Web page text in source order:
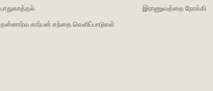
பாதுகாத்தல்
தன்னார்வ கார்பன் சந்தை வெளிப்பாடுகள்
இராணுவத்தை நோக்கி